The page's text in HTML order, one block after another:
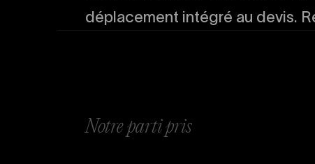
déplacement intégré au devis.
Notre parti pris